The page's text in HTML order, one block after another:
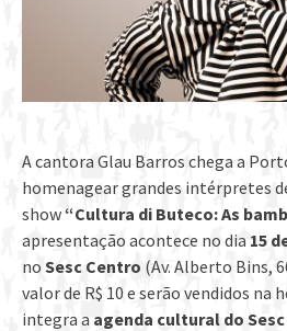
A cantora Glau Barros chega a
homenagear grandes intérpretes
show “Cultura di Buteco: As
apresentação acontece no dia 15
no Sesc Centro (Av. Alberto Bins,
valor de R$ 10 e serão vendidos na
integra a agenda cultural do